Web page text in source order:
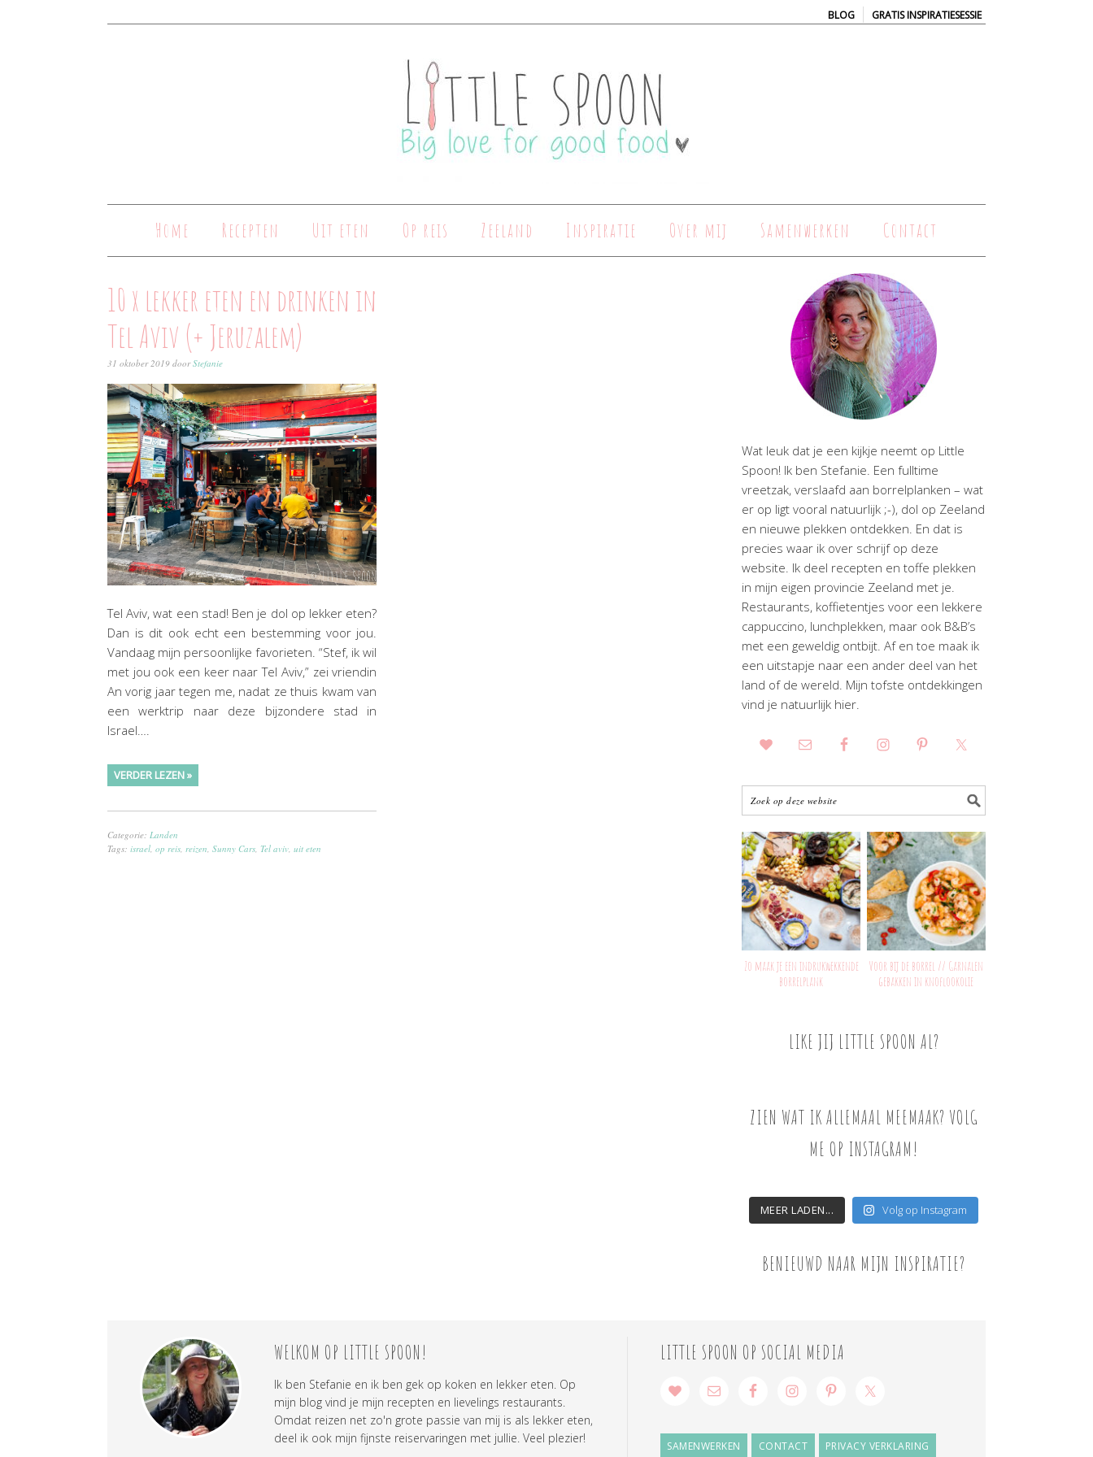
BLOG | GRATIS INSPIRATIESESSIE
Home Recepten Uit eten Op reis Zeeland Inspiratie Over mij Samenwerken Contact
10 x lekker eten en drinken in
Tel Aviv (+ Jeruzalem)
31 oktober 2019 doorStefanie
Tel Aviv, wat een stad! Ben je dol op lekker eten?
Dan is dit ook echt een bestemming voor jou.
Vandaag mijn persoonlijke favorieten. “Stef, ik wil
met jou ook een keer naar Tel Aviv,” zei vriendin
An vorig jaar tegen me, nadat ze thuis kwam van
een werktrip naar deze bijzondere stad in
Israel….
VERDER LEZEN »
Categorie: Landen
Tags: israel, op reis, reizen, Sunny Cars, Tel aviv, uit eten
Wat leuk dat je een kijkje neemt op Little
Spoon! Ik ben Stefanie. Een fulltime
vreetzak, verslaafd aan borrelplanken – wat
er op ligt vooral natuurlijk ;-), dol op Zeeland
en nieuwe plekken ontdekken. En dat is
precies waar ik over schrijf op deze
website. Ik deel recepten en toffe plekken
in mijn eigen provincie Zeeland met je.
Restaurants, koffietentjes voor een lekkere
cappuccino, lunchplekken, maar ook B&B’s
met een geweldig ontbijt. Af en toe maak ik
een uitstapje naar een ander deel van het
land of de wereld. Mijn tofste ontdekkingen
vind je natuurlijk hier.
Zo maak je een indrukwekkende
borrelplank
Voor bij de borrel // Garnalen
gebakken in knoflookolie
LIKE JIJ LITTLE SPOON AL?
ZIEN WAT IK ALLEMAAL MEEMAAK? VOLG
ME OP INSTAGRAM!
MEER LADEN... Volg op Instagram
BENIEUWD NAAR MIJN INSPIRATIE?
WELKOM OP LITTLE SPOON!
Ik ben Stefanie en ik ben gek op koken en lekker eten. Op
mijn blog vind je mijn recepten en lievelings restaurants.
Omdat reizen net zo'n grote passie van mij is als lekker eten,
deel ik ook mijn fijnste reiservaringen met jullie. Veel plezier!
LITTLE SPOON OP SOCIAL MEDIA
SAMENWERKEN CONTACT PRIVACY VERKLARING